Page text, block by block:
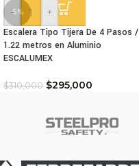
-5%
-
+
Escalera Tipo Tijera De 4 Pasos /
1.22 metros en Aluminio
ESCALUMEX
$310,000 $295,000